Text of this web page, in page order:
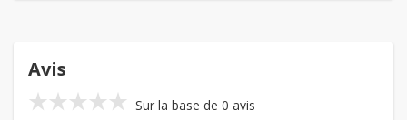
Avis
star_ratestar_ratestar_ratestar_ratestar_rate Sur la base de 0 avis